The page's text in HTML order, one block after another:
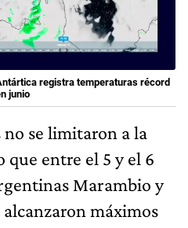
registra temperaturas récord
junio
no se limitaron a la
que entre el 5 y el 6
Marambio y
máximos